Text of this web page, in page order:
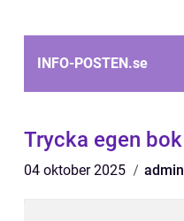
INFO-POSTEN.se
Trycka egen bok
04 oktober 2025 admin